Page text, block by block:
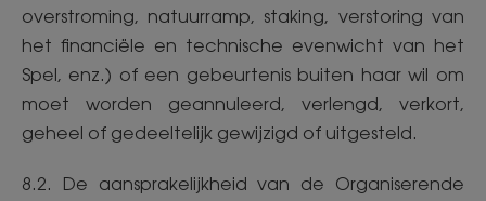
overstroming, natuurramp, staking, verstoring van
het financiële en technische evenwicht van het
Spel, enz.) of een gebeurtenis buiten haar wil om
moet worden geannuleerd, verlengd, verkort,
geheel of gedeeltelijk gewijzigd of uitgesteld.
8.2. De aansprakelijkheid van de Organiserende